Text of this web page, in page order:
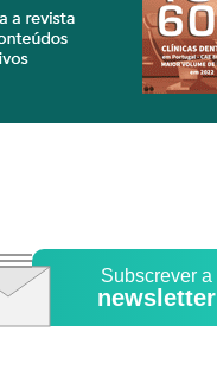
Subscrever a
newsletter